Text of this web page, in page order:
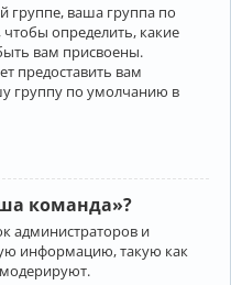
группе, ваша группа по
определить, какие
вам присвоены.
предоставить вам
группу по умолчанию в
команда»?
администраторов и
информацию, такую как